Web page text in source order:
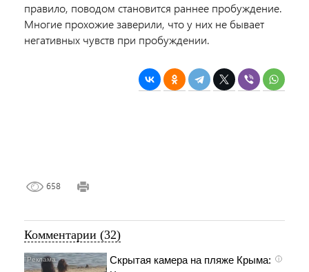
правило, поводом становится раннее пробуждение.
Многие прохожие заверили, что у них не бывает
негативных чувств при пробуждении.
658
Комментарии (32)
i
Скрытая камера на пляже Крыма: